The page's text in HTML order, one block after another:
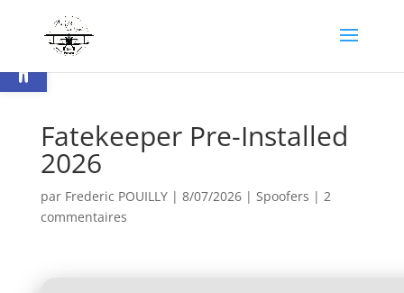
Ouvrir la barre d’outils
Fatekeeper Pre-Installed
2026
par Frederic POUILLY| 8/07/2026| Spoofers | 2
commentaires